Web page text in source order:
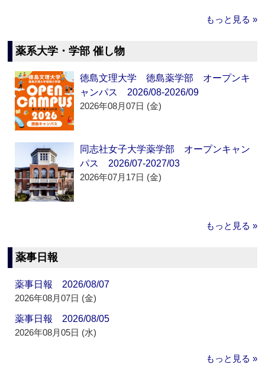
もっと見る »
薬系大学・学部 催し物
徳島文理大学 徳島薬学部 オープンキ
ャンパス 2026/08-2026/09
2026年08月07日 (金)
同志社女子大学薬学部 オープンキャン
パス 2026/07-2027/03
2026年07月17日 (金)
もっと見る »
薬事日報
薬事日報 2026/08/07
2026年08月07日 (金)
薬事日報 2026/08/05
2026年08月05日 (水)
もっと見る »